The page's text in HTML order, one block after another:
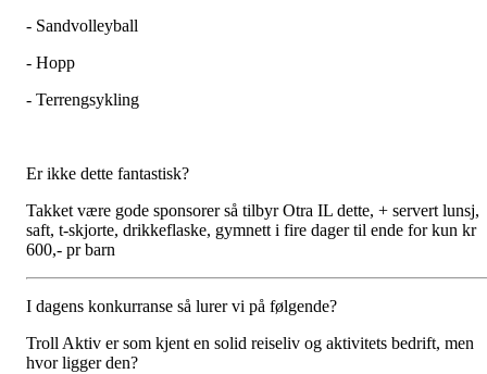
- Sandvolleyball
- Hopp
- Terrengsykling
Er ikke dette fantastisk?
Takket være gode sponsorer så tilbyr Otra IL dette, + servert lunsj,
saft, t-skjorte, drikkeflaske, gymnett i fire dager til ende for kun kr
600,- pr barn
I dagens konkurranse så lurer vi på følgende?
Troll Aktiv er som kjent en solid reiseliv og aktivitets bedrift, men
hvor ligger den?